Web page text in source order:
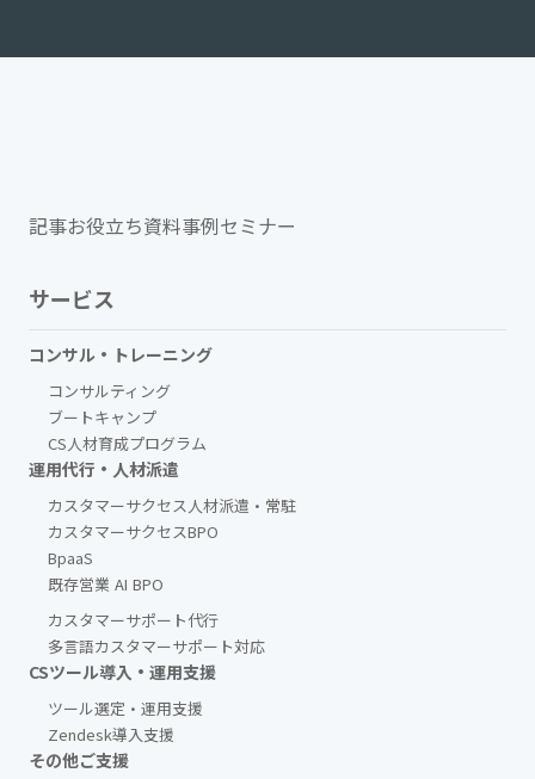
記事お役立ち資料事例セミナー
サービス
コンサル・トレーニング
コンサルティング
ブートキャンプ
CS人材育成プログラム
運用代行・人材派遣
カスタマーサクセス人材派遣・常駐
カスタマーサクセスBPO
BpaaS​
既存営業 AI BPO
カスタマーサポート代行
多言語カスタマーサポート対応
CSツール導入・運用支援
ツール選定・運用支援
Zendesk導入支援
その他ご支援​